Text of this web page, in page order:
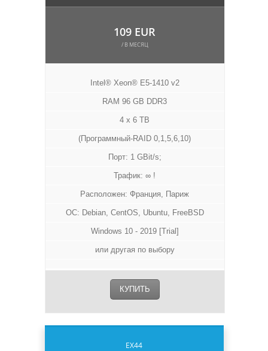
109 EUR
/ В МЕСЯЦ
Intel® Xeon® E5-1410 v2
RAM 96 GB DDR3
4 x 6 TB
(Программный-RAID 0,1,5,6,10)
Порт: 1 GBit/s;
Трафик: ∞ !
Расположен: Франция, Париж
ОС: Debian, CentOS, Ubuntu, FreeBSD
Windows 10 - 2019 [Trial]
или другая по выбору
КУПИТЬ
EX44